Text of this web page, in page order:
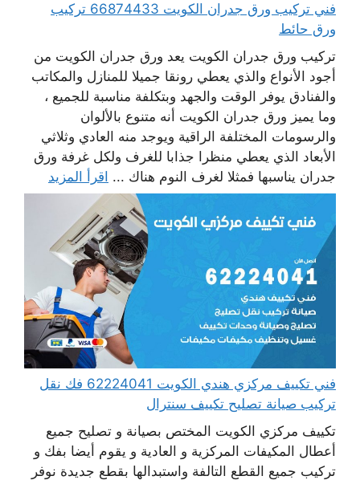
فني تركيب ورق جدران الكويت 66874433 تركيب
ورق حائط
تركيب ورق جدران الكويت يعد ورق جدران الكويت من
أجود الأنواع والذي يعطي رونقا جميلا للمنازل والمكاتب
والفنادق يوفر الوقت والجهد وبتكلفة مناسبة للجميع ،
وما يميز ورق جدران الكويت أنه متنوع بالألوان
والرسومات المختلفة الراقية ويوجد منه العادي وثلاثي
الأبعاد الذي يعطي منظرا جذابا للغرف ولكل غرفة ورق
جدران يناسبها فمثلا لغرف النوم هناك ... اقرأ المزيد
فني تكييف مركزي هندي الكويت 62224041 فك نقل
تركيب صيانة تصليح تكييف سنترال
تكييف مركزي الكويت المختص بصيانة و تصليح جميع
أعطال المكيفات المركزية و العادية و يقوم أيضا بفك و
تركيب جميع القطع التالفة واستبدالها بقطع جديدة نوفر